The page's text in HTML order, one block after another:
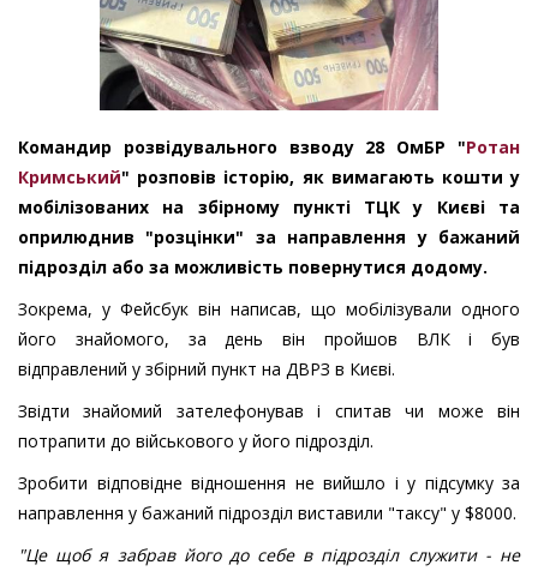
Командир розвідувального взводу 28 ОмБР "Ротан
Кримський" розповів історію, як вимагають кошти у
мобілізованих на збірному пункті ТЦК у Києві та
оприлюднив "розцінки" за направлення у бажаний
підрозділ або за можливість повернутися додому.
Зокрема, у Фейсбук він написав, що мобілізували одного
його знайомого, за день він пройшов ВЛК і був
відправлений у збірний пункт на ДВРЗ в Києві.
Звідти знайомий зателефонував і спитав чи може він
потрапити до військового у його підрозділ.
Зробити відповідне відношення не вийшло і у підсумку за
направлення у бажаний підрозділ виставили "таксу" у $8000.
"Це щоб я забрав його до себе в підрозділ служити - не